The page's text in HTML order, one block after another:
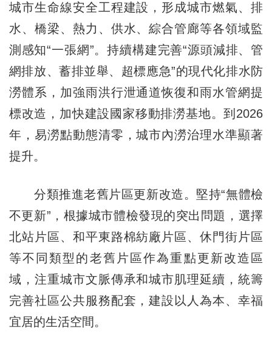
城市生命線安全工程建設，形成城市燃氣、排
水、橋梁、熱力、供水、綜合管廊等各領域監
測感知“一張網”。持續構建完善“源頭減排、管
網排放、蓄排並舉、超標應急”的現代化排水防
澇體系，加強雨洪行泄通道恢復和雨水管網提
標改造，加快建設國家移動排澇基地。到2026
年，易澇點動態清零，城市內澇治理水準顯著
提升。
分類推進老舊片區更新改造。堅持“無體檢
不更新”，根據城市體檢發現的突出問題，選擇
北站片區、和平東路棉紡廠片區、休門街片區
等不同類型的老舊片區作為重點更新改造區
域，注重城市文脈傳承和城市肌理延續，統籌
完善社區公共服務配套，建設以人為本、幸福
宜居的生活空間。